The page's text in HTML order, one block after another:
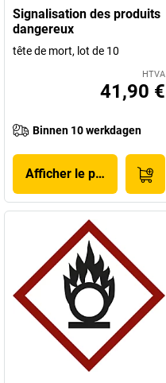
Signalisation des produits
dangereux
tête de mort, lot de 10
HTVA
41,90 €
Binnen 10 werkdagen
Afficher le produit